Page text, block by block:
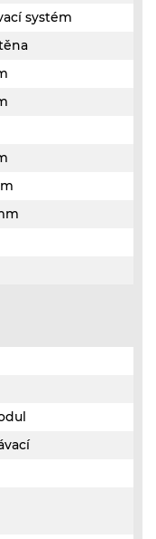
systém